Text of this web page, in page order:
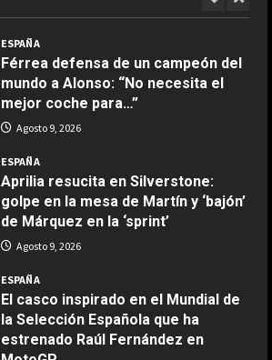
mundo a Alonso: “No necesita el
mejor coche para…”
Agosto 9, 2026
Aprilia resucita en Silverstone:
golpe en la mesa de Martín y ‘bajón’
de Márquez en la ‘sprint’
Agosto 9, 2026
ESPAÑA
El casco inspirado en el Mundial de
la Selección Española que ha
estrenado Raúl Fernández en
MotoGP
Agosto 9, 2026
“Ferrari no para de quejarse”:
Ensalada de espinacas deliciosa
Maggio 28, 2026
COCINA
aire
Aprile 24, 2026
Buñuelos de alcachofas
Aprile 5, 2026